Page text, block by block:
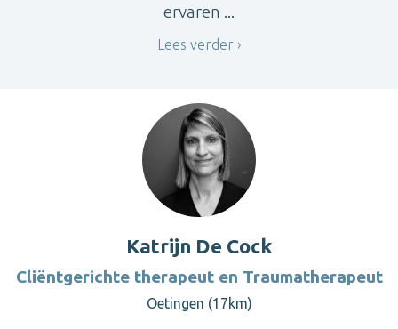
ervaren ...
Lees verder
Katrijn De Cock
Cliëntgerichte therapeut en Traumatherapeut
Oetingen (17km)